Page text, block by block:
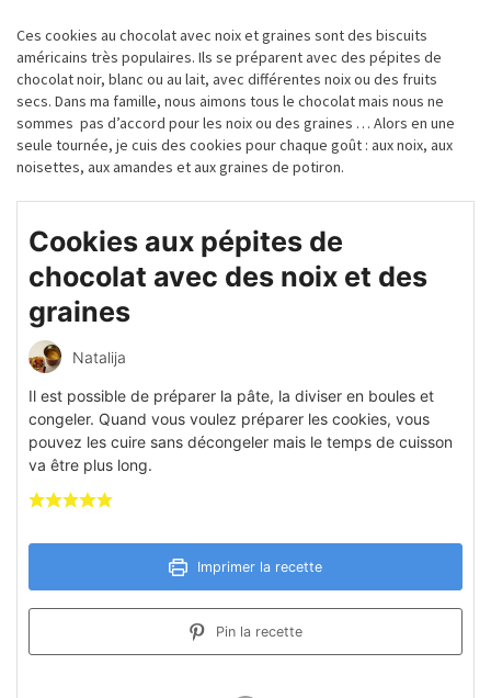
Ces cookies au chocolat avec noix et graines sont des biscuits
américains très populaires. Ils se préparent avec des pépites de
chocolat noir, blanc ou au lait, avec différentes noix ou des fruits
secs. Dans ma famille, nous aimons tous le chocolat mais nous ne
sommes pas d’accord pour les noix ou des graines … Alors en une
seule tournée, je cuis des cookies pour chaque goût : aux noix, aux
noisettes, aux amandes et aux graines de potiron.
Cookies aux pépites de
chocolat avec des noix et des
graines
Natalija
Il est possible de préparer la pâte, la diviser en boules et
congeler. Quand vous voulez préparer les cookies, vous
pouvez les cuire sans décongeler mais le temps de cuisson
va être plus long.
Imprimer la recette
Pin la recette